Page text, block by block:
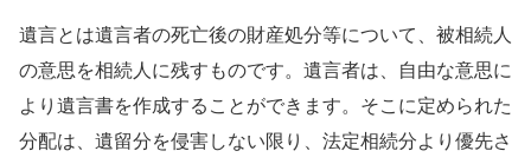
遺言とは遺言者の死亡後の財産処分等について、被相続人
の意思を相続人に残すものです。遺言者は、自由な意思に
より遺言書を作成することができます。そこに定められた
分配は、遺留分を侵害しない限り、法定相続分より優先さ